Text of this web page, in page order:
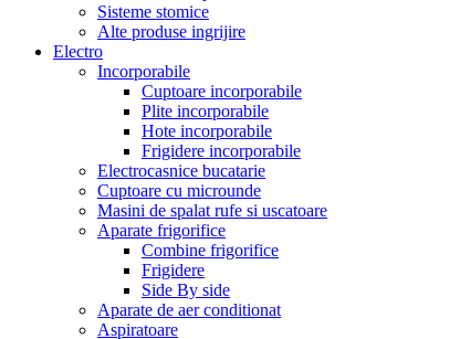
Sisteme stomice
Alte produse ingrijire
Electro
Incorporabile
Cuptoare incorporabile
Plite incorporabile
Hote incorporabile
Frigidere incorporabile
Electrocasnice bucatarie
Cuptoare cu microunde
Masini de spalat rufe si uscatoare
Aparate frigorifice
Combine frigorifice
Frigidere
Side By side
Aparate de aer conditionat
Aspiratoare